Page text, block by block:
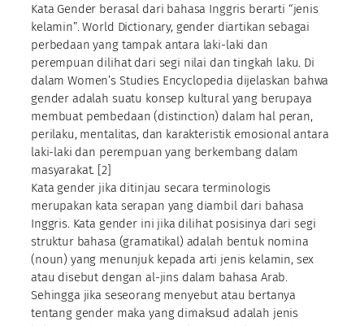
Kata Gender berasal dari bahasa Inggris berarti “jenis
kelamin”. World Dictionary, gender diartikan sebagai
perbedaan yang tampak antara laki-laki dan
perempuan dilihat dari segi nilai dan tingkah laku. Di
dalam Women’s Studies Encyclopedia dijelaskan bahwa
gender adalah suatu konsep kultural yang berupaya
membuat pembedaan (distinction) dalam hal peran,
perilaku, mentalitas, dan karakteristik emosional antara
laki-laki dan perempuan yang berkembang dalam
masyarakat. [2]
Kata gender jika ditinjau secara terminologis
merupakan kata serapan yang diambil dari bahasa
Inggris. Kata gender ini jika dilihat posisinya dari segi
struktur bahasa (gramatikal) adalah bentuk nomina
(noun) yang menunjuk kepada arti jenis kelamin, sex
atau disebut dengan al-jins dalam bahasa Arab.
Sehingga jika seseorang menyebut atau bertanya
tentang gender maka yang dimaksud adalah jenis